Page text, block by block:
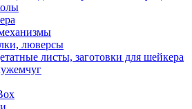
люверсы
листы, заготовки для шейкера